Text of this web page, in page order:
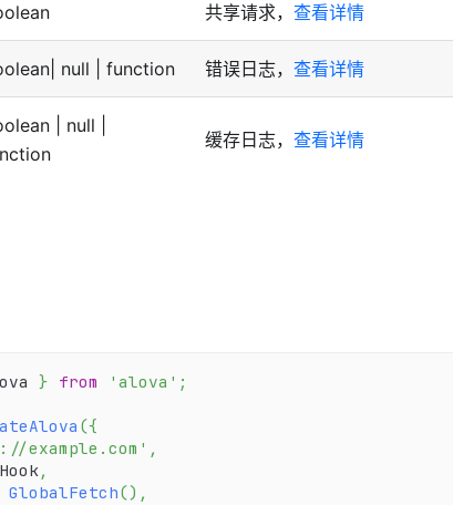
共享请求， 查看详情
null | function 错误日志， 查看详情
| null |
缓存日志， 查看详情
} from 'alova' ;
({
example.com' ,
,
GlobalFetch() ,